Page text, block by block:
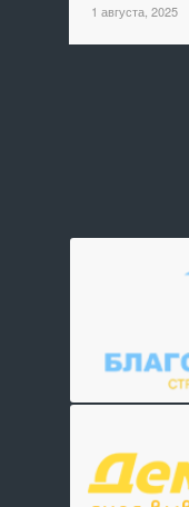
1 августа, 2025